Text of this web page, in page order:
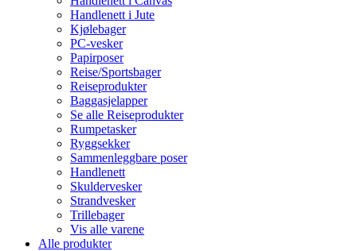
Handlenett i Jute
Kjølebager
PC-vesker
Papirposer
Reise/Sportsbager
Reiseprodukter
Baggasjelapper
Se alle Reiseprodukter
Rumpetasker
Ryggsekker
Sammenleggbare poser
Handlenett
Skuldervesker
Strandvesker
Trillebager
Vis alle varene
Alle produkter